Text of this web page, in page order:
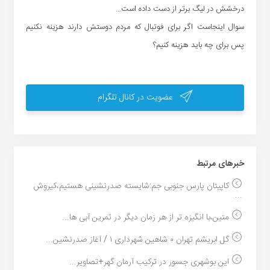
درخشش در لیگ برتر از دست داده است…
سوال اینجاست اگر برای فوتبال که مردم دوستش دارند هزینه نکنیم
پس برای چه باید هزینه کنیم؟
عضویت در کانال تلگرام
خبر‌های مرتبط
کاپیتان پارس جنوبی جم:شایسته صدرنشینی هستیم،کیروش
...
متین،با انگیزه تر از هر زمان دیگر در تمرین آبی ها...
گل ابریشم تهران ۰ شاهین شهرداری ۱ / آغاز صدرنشین...
این بوشهری جسور در ترکیب آرمان گهر+تصاویر...